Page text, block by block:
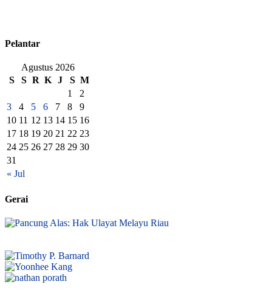
Pelantar
Agustus 2026
S
S R K J S M
« Jul
1
2
3
4 5 6 7 8
9
10 11 12 13 14 15 16
17 18 19 20 21 22 23
24 25 26 27 28 29 30
31
Gerai